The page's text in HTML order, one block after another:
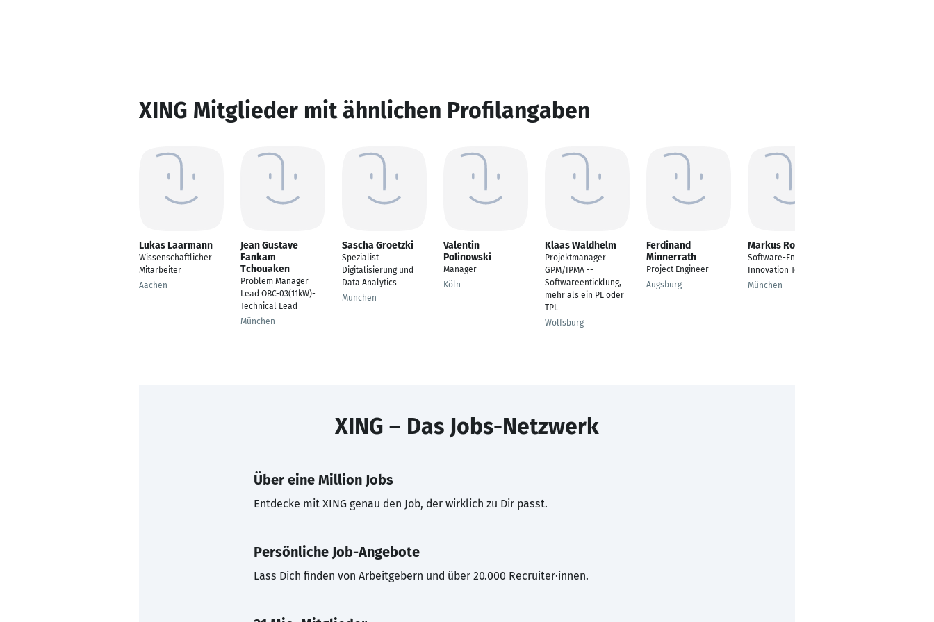
XING Mitglieder mit ähnlichen Profilangaben
Lukas Laarmann
Wissenschaftlicher
Mitarbeiter
Aachen
Jean Gustave
Fankam
Tchouaken
Problem Manager
Lead OBC-03(11kW)-
Technical Lead
München
Sascha Groetzki
Spezialist
Digitalisierung und
Data Analytics
München
Valentin
Polinowski
Manager
Köln
Klaas Waldhelm
Projektmanager
GPM/IPMA --
Softwareenticklung,
mehr als ein PL oder
TPL
Wolfsburg
Ferdinand
Minnerrath
Project Engineer
Augsburg
Markus Rosenthal
Software-Entwickler
Innovation Team
München
XING – Das Jobs-Netzwerk
Über eine Million Jobs
Entdecke mit XING genau den Job, der wirklich zu Dir passt.
Persönliche Job-Angebote
Lass Dich finden von Arbeitgebern und über 20.000 Recruiter·innen.